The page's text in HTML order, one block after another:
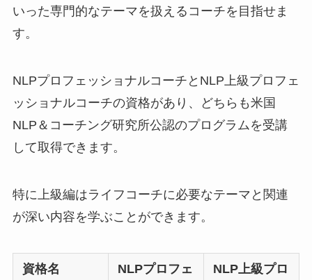
いった専門的なテーマを扱えるコーチを目指せま
す。
NLPプロフェッショナルコーチとNLP上級プロフェ
ッショナルコーチの資格があり、どちらも米国
NLP＆コーチング研究所公認のプログラムを受講
して取得できます。
特に上級編はライフコーチに必要なテーマと関連
が深い内容を学ぶことができます。
資格名
NLPプロフェ
NLP上級プロ